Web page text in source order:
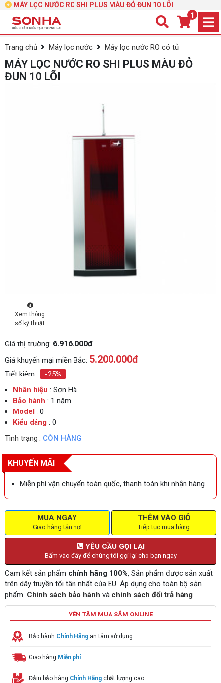
MÁY LỌC NƯỚC RO SHI PLUS MÀU ĐỎ ĐUN 10 LÕI
1
Trang chủ Máy lọc nước Máy lọc nước RO có tủ
MÁY LỌC NƯỚC RO SHI PLUS MÀU ĐỎ
ĐUN 10 LÕI
Xem thông
số kỹ thuật
Giá thị trường: 6.916.000đ
Giá khuyến mại miền Bắc: 5.200.000đ
Tiết kiệm :
-25%
Nhãn hiệu : Sơn Hà
Bảo hành : 1 năm
Model : 0
Kiểu dáng : 0
Tình trạng : CÒN HÀNG
KHUYẾN MÃI
Miễn phí vận chuyển toàn quốc, thanh toán khi nhận hàng
MUA NGAY
Giao hàng tận nơi
THÊM VÀO GIỎ
Tiếp tục mua hàng
YÊU CẦU GỌI LẠI
Bấm vào đây để chúng tôi gọi lại cho bạn ngay
Cam kết sản phẩm chính hãng 100%, Sản phẩm được sản xuất
trên dây truyền tối tân nhất của EU. Áp dụng cho toàn bộ sản
phẩm. Chính sách bảo hành và chính sách đổi trả hàng
YÊN TÂM MUA SẮM ONLINE
Bảo hành Chính Hãng an tâm sử dụng
Giao hàng Miễn phí
Đảm bảo hàng Chính Hãng chất lượng cao